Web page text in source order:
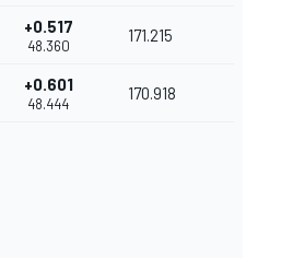
+0.517
48.360
171.215
+0.601
48.444
170.918